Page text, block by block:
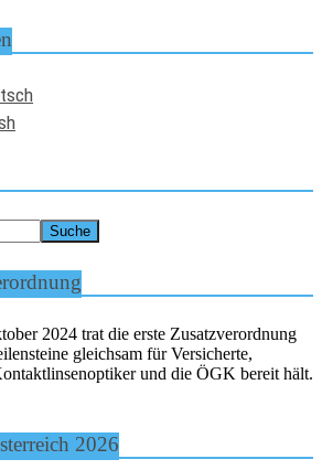
2024 trat die erste Zusatzverordnung
gleichsam für Versicherte,
und die ÖGK bereit hält.
2026